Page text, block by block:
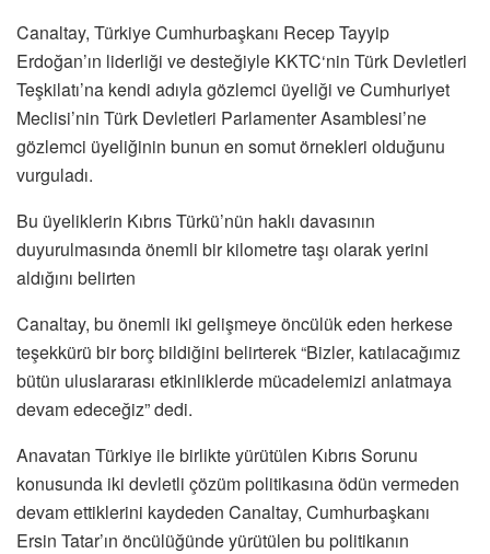
Canaltay, Türkiye Cumhurbaşkanı Recep Tayyip
Erdoğan’ın liderliği ve desteğiyle KKTC‘nin Türk Devletleri
Teşkilatı’na kendi adıyla gözlemci üyeliği ve Cumhuriyet
Meclisi’nin Türk Devletleri Parlamenter Asamblesi’ne
gözlemci üyeliğinin bunun en somut örnekleri olduğunu
vurguladı.
Bu üyeliklerin Kıbrıs Türkü’nün haklı davasının
duyurulmasında önemli bir kilometre taşı olarak yerini
aldığını belirten
Canaltay, bu önemli iki gelişmeye öncülük eden herkese
teşekkürü bir borç bildiğini belirterek “Bizler, katılacağımız
bütün uluslararası etkinliklerde mücadelemizi anlatmaya
devam edeceğiz” dedi.
Anavatan Türkiye ile birlikte yürütülen Kıbrıs Sorunu
konusunda iki devletli çözüm politikasına ödün vermeden
devam ettiklerini kaydeden Canaltay, Cumhurbaşkanı
Ersin Tatar’ın öncülüğünde yürütülen bu politikanın